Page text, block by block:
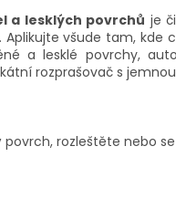
a lesklých povrchů je
Aplikujte všude tam, kde
a lesklé povrchy,
rozprašovač s
povrch, rozleštěte nebo